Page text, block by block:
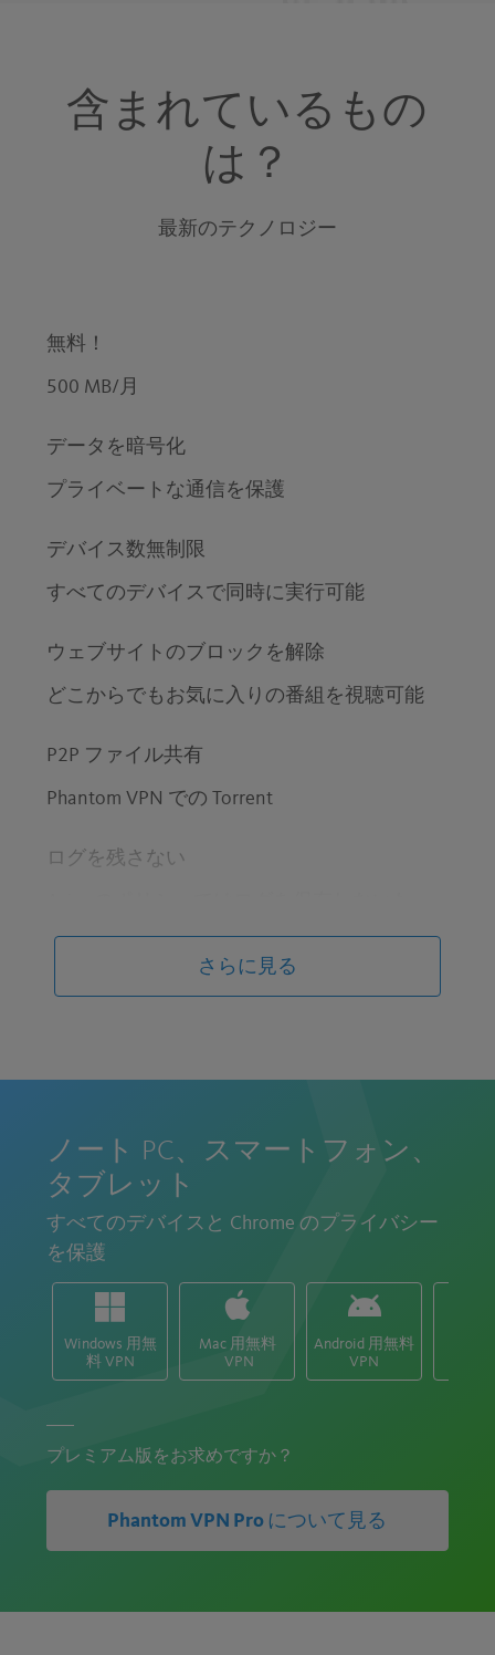
含まれているもの
は？
最新のテクノロジー
無料！
500 MB/月
データを暗号化
プライベートな通信を保護
デバイス数無制限
すべてのデバイスで同時に実行可能
ウェブサイトのブロックを解除
どこからでもお気に入りの番組を視聴可能
P2P ファイル共有
Phantom VPN での Torrent
ログを残さない
め、あなたがアクセスしたウェブサイトもわ
DNS 漏洩を防止
IP v4 および v6 プロトコルをサポート
匿名でネットサーフィン
さらに見る
ノート PC、スマートフォン、
タブレット
すべてのデバイスと Chrome のプライバシー
を保護
Windows 用無
料 VPN
Mac 用無料
VPN
Android 用無料
VPN
プレミアム版をお求めですか？
Phantom VPN Pro について見る